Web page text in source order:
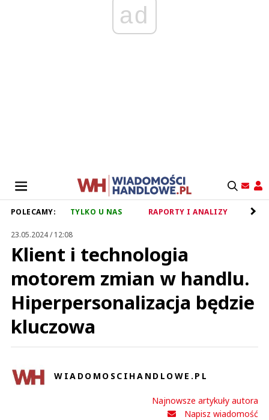
ad
POLECAMY: TYLKO U NAS RAPORTY I ANALIZY
23.05.2024 / 12:08
Klient i technologia
motorem zmian w handlu.
Hiperpersonalizacja będzie
kluczowa
WIADOMOSCIHANDLOWE.PL
Najnowsze artykuły autora
Napisz wiadomość